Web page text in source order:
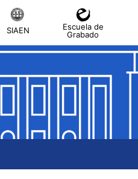
SIAEN
Escuela de
Grabado